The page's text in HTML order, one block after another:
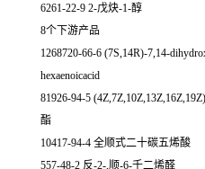
6261-22-9 2-戊炔-1-醇
8个下游产品
1268720-66-6 (7S,14R)-7,14-
hexaenoicacid
81926-94-5
酯
10417-94-4 全顺式二十碳五烯酸
557-48-2 反-2-,顺-6-壬二烯醛